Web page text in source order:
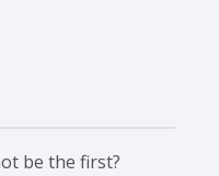
be the first?